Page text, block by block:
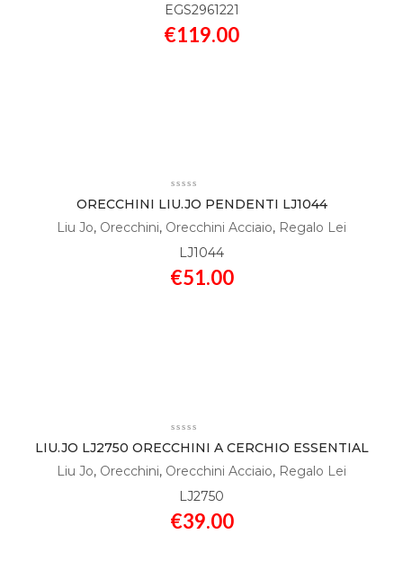
EGS2961221
€119.00
ORECCHINI LIU.JO PENDENTI LJ1044
Liu Jo, Orecchini, Orecchini Acciaio, Regalo Lei
LJ1044
€51.00
LIU.JO LJ2750 ORECCHINI A CERCHIO ESSENTIAL
Liu Jo, Orecchini, Orecchini Acciaio, Regalo Lei
LJ2750
€39.00